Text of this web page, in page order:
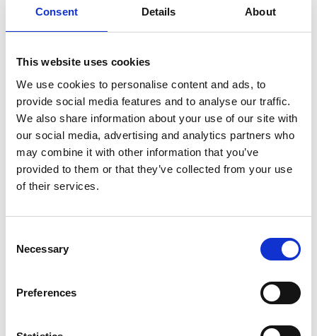
Consent Details About
This website uses cookies
We use cookies to personalise content and ads, to
provide social media features and to analyse our traffic.
We also share information about your use of our site with
our social media, advertising and analytics partners who
may combine it with other information that you’ve
provided to them or that they’ve collected from your use
of their services.
Selection
Necessary
Preferences
Repubblica Ceca
La Škoda avvia la produzione del suo SUV Peaq